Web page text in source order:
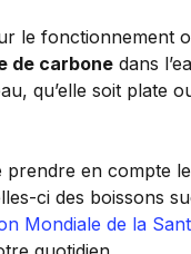
le fonctionnement
de carbone dans
qu’elle soit
en compte
ci des boissons
Mondiale de la